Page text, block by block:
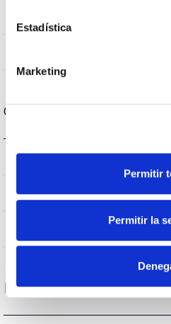
Estadística
Marketing
Permitir
Permitir la
Carcaça e Acabamento
IK Proteção contra
Índice de estanqueidade
Desempenho